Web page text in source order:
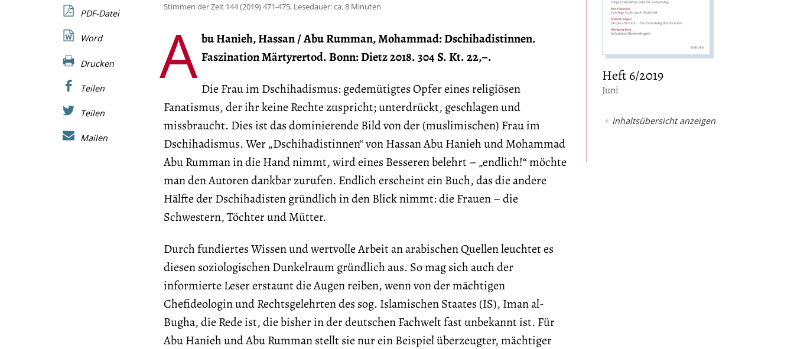
Stimmen der Zeit 144 (2019) 471-475, Lesedauer: ca. 8 Minuten
A bu Hanieh, Hassan / Abu Rumman, Mohammad: Dschihadistinnen.
Faszination Märtyrertod. Bonn: Dietz 2018. 304 S. Kt. 22,–.
Die Frau im Dschihadismus: gedemütigtes Opfer eines religiösen
Fanatismus, der ihr keine Rechte zuspricht; unterdrückt, geschlagen und
missbraucht. Dies ist das dominierende Bild von der (muslimischen) Frau im
Dschihadismus. Wer „Dschihadistinnen“ von Hassan Abu Hanieh und Mohammad
Abu Rumman in die Hand nimmt, wird eines Besseren belehrt – „endlich!“ möchte
man den Autoren dankbar zurufen. Endlich erscheint ein Buch, das die andere
Hälfte der Dschihadisten gründlich in den Blick nimmt: die Frauen – die
Schwestern, Töchter und Mütter.
Durch fundiertes Wissen und wertvolle Arbeit an arabischen Quellen leuchtet es
diesen soziologischen Dunkelraum gründlich aus. So mag sich auch der
informierte Leser erstaunt die Augen reiben, wenn von der mächtigen
Chefideologin und Rechtsgelehrten des sog. Islamischen Staates (IS), Iman al-
Bugha, die Rede ist, die bisher in der deutschen Fachwelt fast unbekannt ist. Für
Abu Hanieh und Abu Rumman stellt sie nur ein Beispiel überzeugter, mächtiger
PDF-Datei
Word
Drucken
Teilen
Teilen
Mailen
Heft 6/2019
:
Juni
Inhaltsübersicht anzeigen